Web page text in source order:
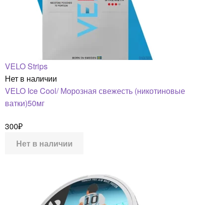
VELO Strips
Нет в наличии
VELO Ice Cool/ Морозная свежесть (никотиновые
ватки)50мг
300₽
Нет в наличии